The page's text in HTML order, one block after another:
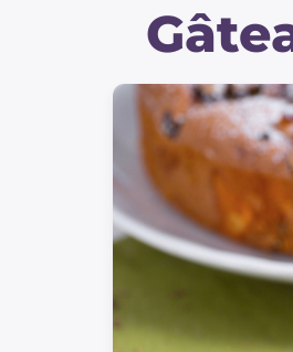
Plats principaux
Boissons et rafraîchissements
Accompagnement
Pizzas et focaccia